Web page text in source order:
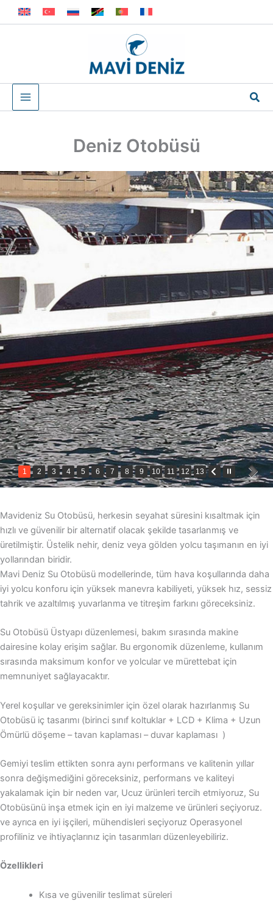
İçeriğe
atla
Deniz Otobüsü
1 2 3 4 5 6 7 8 9 10 11 12 13
Mavideniz Su Otobüsü, herkesin seyahat süresini kısaltmak için
hızlı ve güvenilir bir alternatif olacak şekilde tasarlanmış ve
üretilmiştir. Üstelik nehir, deniz veya gölden yolcu taşımanın en iyi
yollarından biridir.
Mavi Deniz Su Otobüsü modellerinde, tüm hava koşullarında daha
iyi yolcu konforu için yüksek manevra kabiliyeti, yüksek hız, sessiz
tahrik ve azaltılmış yuvarlanma ve titreşim farkını göreceksiniz.
Su Otobüsü Üstyapı düzenlemesi, bakım sırasında makine
dairesine kolay erişim sağlar. Bu ergonomik düzenleme, kullanım
sırasında maksimum konfor ve yolcular ve mürettebat için
memnuniyet sağlayacaktır.
Yerel koşullar ve gereksinimler için özel olarak hazırlanmış Su
Otobüsü iç tasarımı (birinci sınıf koltuklar + LCD + Klima + Uzun
Ömürlü döşeme – tavan kaplaması – duvar kaplaması )
Gemiyi teslim ettikten sonra aynı performans ve kalitenin yıllar
sonra değişmediğini göreceksiniz, performans ve kaliteyi
yakalamak için bir neden var, Ucuz ürünleri tercih etmiyoruz, Su
Otobüsünü inşa etmek için en iyi malzeme ve ürünleri seçiyoruz.
ve ayrıca en iyi işçileri, mühendisleri seçiyoruz Operasyonel
profiliniz ve ihtiyaçlarınız için tasarımları düzenleyebiliriz.
Özellikleri
Kısa ve güvenilir teslimat süreleri